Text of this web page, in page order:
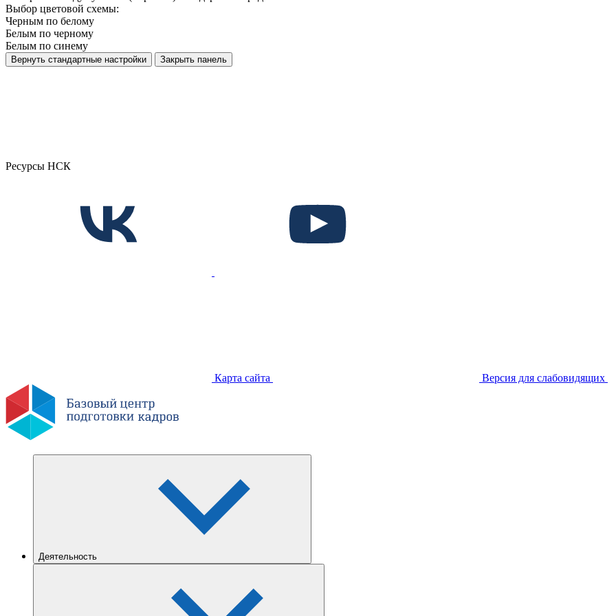
Выбор цветовой схемы:
Черным по белому
Белым по черному
Белым по синему
Вернуть стандартные настройки Закрыть панель
Ресурсы НСК
Карта сайта Версия для слабовидящих
Деятельность